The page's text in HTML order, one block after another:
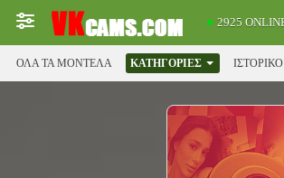
2925
ΌΛΑ ΤΑ ΜΟΝΤΈΛΑ ΚΑΤΗΓΟΡΊΕΣ ΙΣΤΟΡΙΚΌ